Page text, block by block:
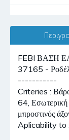
FEBI ΒΑΣΗ
37165 -
-----------
Criteries :
64, Εσωτερική
μπροστινός
Aplicability to